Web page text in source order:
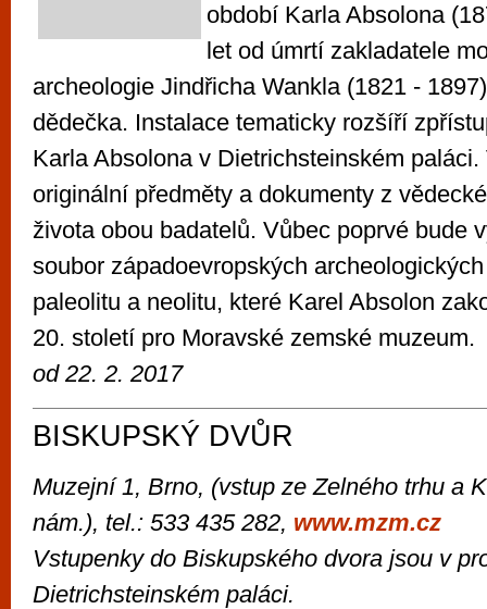
období Karla Absolona
let od úmrtí zakladatele
archeologie Jindřicha Wankla (1821 -
dědečka. Instalace tematicky rozšíří
Karla Absolona v Dietrichsteinském
originální předměty a dokumenty z
života obou badatelů. Vůbec poprvé bude
soubor západoevropských
paleolitu a neolitu, které Karel Absolon
20. století pro Moravské zemské muzeum.
od 22. 2. 2017
BISKUPSKÝ DVŮR
Muzejní 1, Brno, (vstup ze Zelného trhu a
nám.), tel.: 533 435 282, www.mzm.cz
Vstupenky do Biskupského dvora jsou v
Dietrichsteinském paláci.